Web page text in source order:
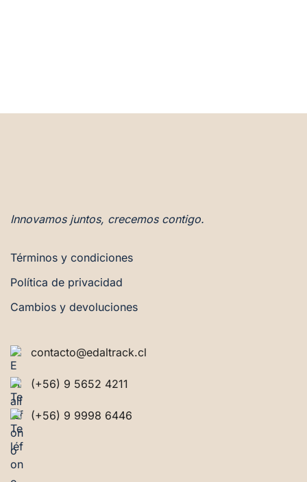
Innovamos juntos, crecemos contigo.
Términos y condiciones
Política de privacidad
Cambios y devoluciones
contacto@edaltrack.cl
(+56) 9 5652 4211
(+56) 9 9998 6446